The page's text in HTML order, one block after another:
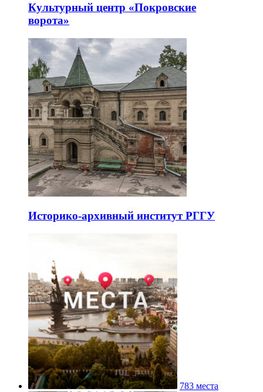
Культурный центр «Покровские
ворота»
Историко-архивный институт РГГУ
783 места